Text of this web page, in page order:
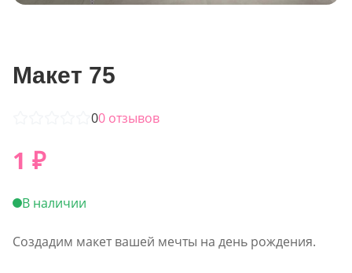
Макет 75
00 отзывов
1 ₽
В наличии
Создадим макет вашей мечты на день рождения.